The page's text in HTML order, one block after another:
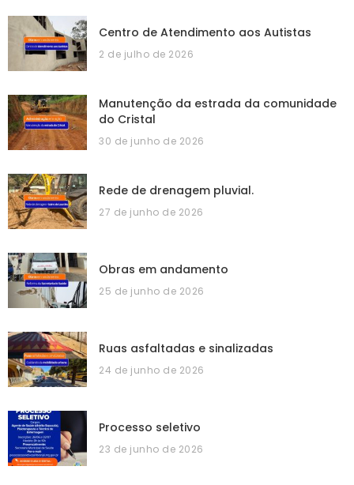
Centro de Atendimento aos Autistas
2 de julho de 2026
Manutenção da estrada da comunidade
do Cristal
30 de junho de 2026
Rede de drenagem pluvial.
27 de junho de 2026
Obras em andamento
25 de junho de 2026
Ruas asfaltadas e sinalizadas
24 de junho de 2026
Processo seletivo
23 de junho de 2026